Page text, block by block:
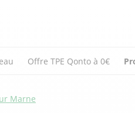
Offre TPE Qonto à 0€
Marne